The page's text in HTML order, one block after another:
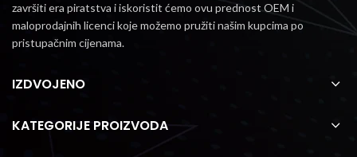
završiti era piratstva i iskoristit ćemo ovu prednost OEM i
maloprodajnih licenci koje možemo pružiti našim kupcima po
pristupačnim cijenama.
IZDVOJENO
KATEGORIJE PROIZVODA